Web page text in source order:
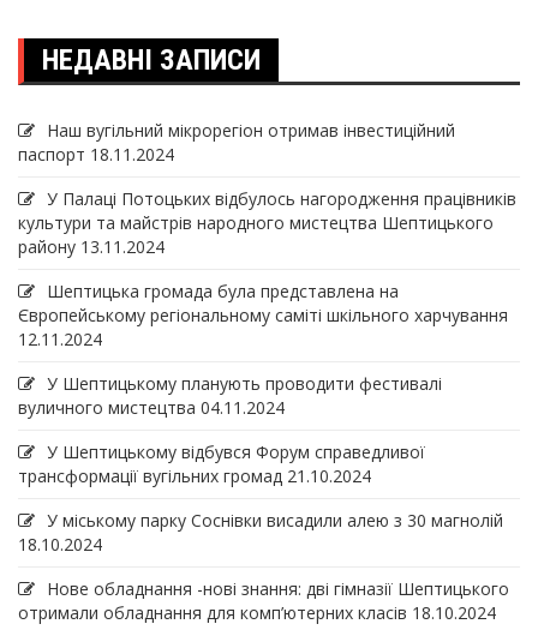
НЕДАВНІ ЗАПИСИ
Наш вугільний мікрорегіон отримав інвеcтиційний
паспорт 18.11.2024
У Палаці Потоцьких відбулось нагородження працівників
культури та майстрів народного мистецтва Шептицького
району 13.11.2024
Шептицька громада була представлена на
Європейському регіональному саміті шкільного харчування
12.11.2024
У Шептицькому планують проводити фестивалі
вуличного мистецтва 04.11.2024
У Шептицькому відбувся Форум справедливої
трансформації вугільних громад 21.10.2024
У міському парку Соснівки висадили алею з 30 магнолій
18.10.2024
Нове обладнання -нові знання: дві гімназії Шептицького
отримали обладнання для комп’ютерних класів 18.10.2024